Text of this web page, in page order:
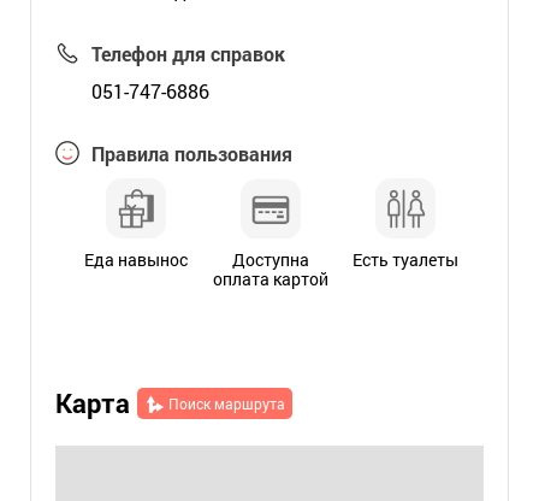
Телефон для справок
051-747-6886
Правила пользования
Еда навынос
Доступна
оплата картой
Есть туалеты
Карта Поиск маршрута